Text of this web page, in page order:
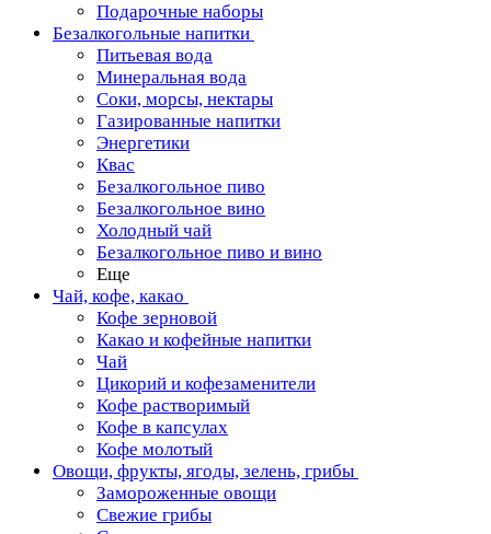
Подарочные наборы
Безалкогольные напитки
Питьевая вода
Минеральная вода
Соки, морсы, нектары
Газированные напитки
Энергетики
Квас
Безалкогольное пиво
Безалкогольное вино
Холодный чай
Безалкогольное пиво и вино
Еще
Чай, кофе, какао
Кофе зерновой
Какао и кофейные напитки
Чай
Цикорий и кофезаменители
Кофе растворимый
Кофе в капсулах
Кофе молотый
Овощи, фрукты, ягоды, зелень, грибы
Замороженные овощи
Свежие грибы